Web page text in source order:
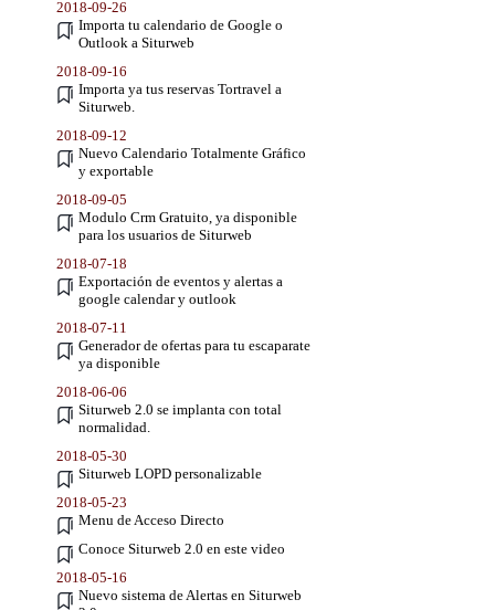
2018-09-26
Importa tu calendario de Google o
Outlook a Siturweb
2018-09-16
Importa ya tus reservas Tortravel a
Siturweb.
2018-09-12
Nuevo Calendario Totalmente Gráfico
y exportable
2018-09-05
Modulo Crm Gratuito, ya disponible
para los usuarios de Siturweb
2018-07-18
Exportación de eventos y alertas a
google calendar y outlook
2018-07-11
Generador de ofertas para tu escaparate
ya disponible
2018-06-06
Siturweb 2.0 se implanta con total
normalidad.
2018-05-30
Siturweb LOPD personalizable
2018-05-23
Menu de Acceso Directo
Conoce Siturweb 2.0 en este video
2018-05-16
Nuevo sistema de Alertas en Siturweb